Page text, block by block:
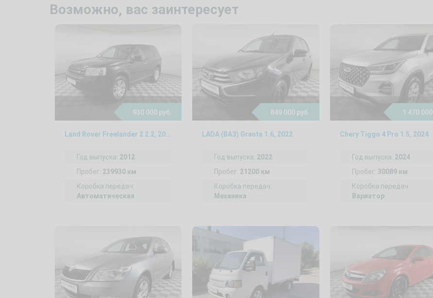
Возможно, вас заинтересует
930 000 руб.
Land Rover Freelander 2 2.2, 2012
Год выпуска: 2012
Пробег: 239930 км
Коробка передач:
Автоматическая
849 000 руб.
LADA (ВАЗ) Granta 1.6, 2022
Год выпуска: 2022
Пробег: 21200 км
Коробка передач:
Механика
1 470 000
Chery Tiggo 4 Pro 1.5, 2024
Год выпуска: 2024
Пробег: 30089 км
Коробка передач:
Вариатор